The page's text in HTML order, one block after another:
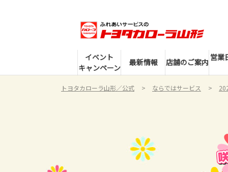
イベント
キャンペーン
最新情報 店舗のご案内 営業
トヨタカローラ山形／公式 ならではサービス